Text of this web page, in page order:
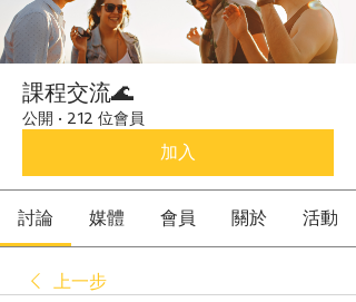
課程交流🌊
公開 · 212 位會員
加入
討論 媒體 會員 關於 活動
上一步